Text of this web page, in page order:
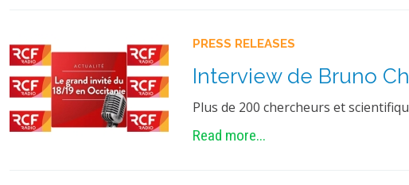
PRESS RELEASES
Interview de Bruno
Plus de 200 chercheurs et
Read more...